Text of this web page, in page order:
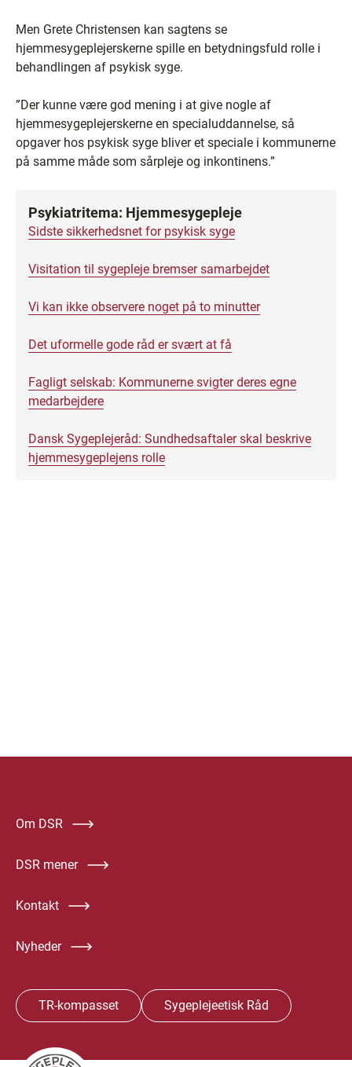
Men Grete Christensen kan sagtens se
hjemmesygeplejerskerne spille en betydningsfuld rolle i
behandlingen af psykisk syge.
”Der kunne være god mening i at give nogle af
hjemmesygeplejerskerne en specialuddannelse, så
opgaver hos psykisk syge bliver et speciale i kommunerne
på samme måde som sårpleje og inkontinens.”
Psykiatritema: Hjemmesygepleje
​Sidste sikkerhedsnet for psykisk syge
Visitation til sygepleje bremser samarbejdet
Vi kan ikke observere noget på to minutter
Det uformelle gode råd er svært at få
Fagligt selskab: Kommunerne svigter deres egne
medarbejdere
Dansk Sygeplejeråd: Sundhedsaftaler skal beskrive
hjemmesygeplejens rolle
Om DSR
DSR mener
Kontakt
Nyheder
TR-kompasset Sygeplejeetisk Råd